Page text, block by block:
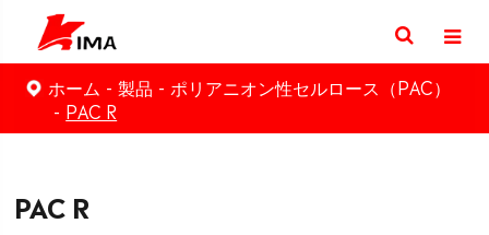
ホーム 製品
ポリアニオン性セルロース（PAC）
PAC R
PAC R